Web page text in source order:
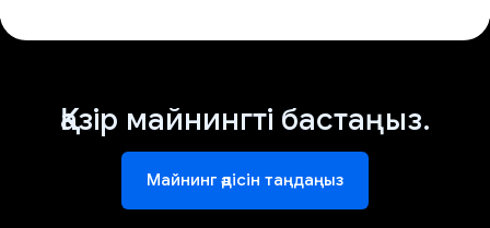
Қазір майнингті бастаңыз.
Майнинг әдісін таңдаңыз